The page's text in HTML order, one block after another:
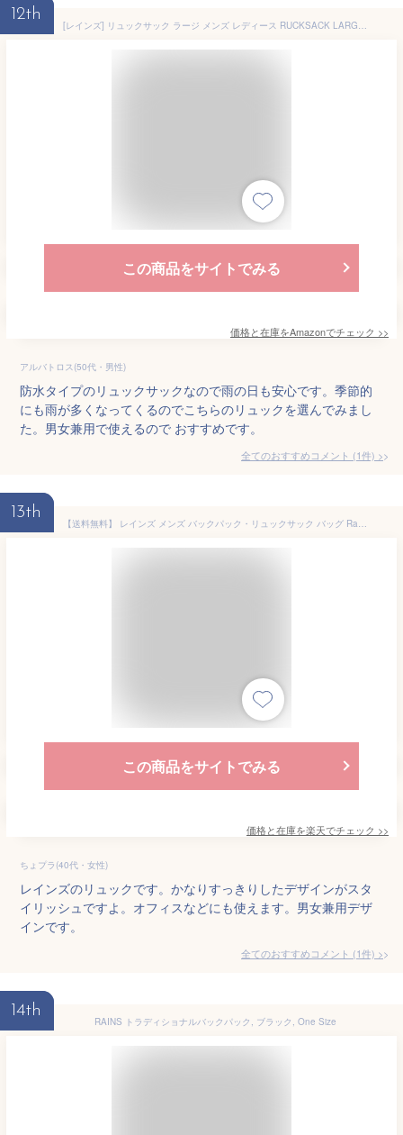
12th
[レインズ] リュックサック ラージ メンズ レディース RUCKSACK LARGE 13630 ユニセックス 13L ロゴ 防水 フリー 01.ブラック [並行輸入品]
この商品をサイトでみる
価格と在庫をAmazonでチェック >>
アルバトロス(50代・男性)
防水タイプのリュックサックなので雨の日も安心です。季節的
にも雨が多くなってくるのでこちらのリュックを選んでみまし
た。男女兼用で使えるので おすすめです。
全てのおすすめコメント (1件) >
13th
【送料無料】 レインズ メンズ バックパック・リュックサック バッグ Rains Backpack Mini Navy
この商品をサイトでみる
価格と在庫を楽天でチェック >>
ちょプラ(40代・女性)
レインズのリュックです。かなりすっきりしたデザインがスタ
イリッシュですよ。オフィスなどにも使えます。男女兼用デザ
インです。
全てのおすすめコメント (1件) >
14th
RAINS トラディショナルバックパック, ブラック, One Size